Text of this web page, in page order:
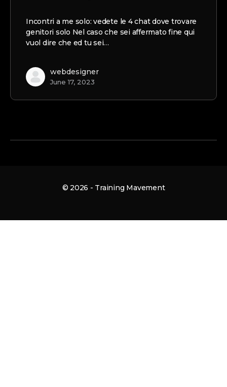
Incontri a me solo: vedete le 4 chat dove trovare
genitori solo Nel caso che sei affermato fine qui
vuol dire che ed tu sei…
webdesigner
June 17, 2023
© 2026 - Training Mavement